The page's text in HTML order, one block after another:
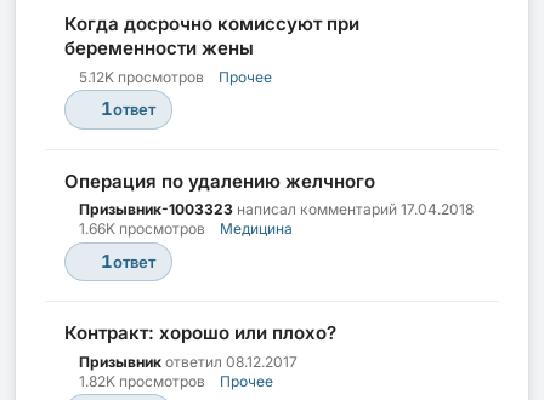
Когда досрочно комиссуют при
беременности жены
5.12K просмотров Прочее
1ответ
Операция по удалению желчного
Призывник-1003323 написал комментарий 17.04.2018
1.66K просмотров
Медицина
1ответ
Контракт: хорошо или плохо?
Призывник ответил 08.12.2017
1.82K просмотров
Прочее